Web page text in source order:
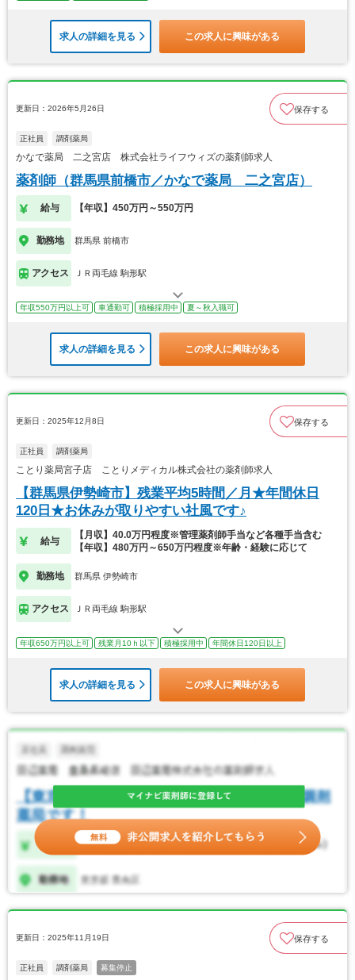
求人の詳細を見る この求人に興味がある
更新日：2026年5月26日 保存する
正社員 調剤薬局
かなで薬局 二之宮店 株式会社ライフウィズの薬剤師求人
薬剤師（群馬県前橋市／かなで薬局 二之宮店）
給与 【年収】450万円～550万円
勤務地 群馬県 前橋市
アクセス ＪＲ両毛線 駒形駅
年収550万円以上可 車通勤可 積極採用中 夏～秋入職可
求人の詳細を見る この求人に興味がある
更新日：2025年12月8日 保存する
正社員 調剤薬局
ことり薬局宮子店 ことりメディカル株式会社の薬剤師求人
【群馬県伊勢崎市】残業平均5時間／月★年間休日
120日★お休みが取りやすい社風です♪
給与
【月収】40.0万円程度※管理薬剤師手当など各種手当含む
【年収】480万円～650万円程度※年齢・経験に応じて
勤務地 群馬県 伊勢崎市
アクセス ＪＲ両毛線 駒形駅
年収650万円以上可 残業月10ｈ以下 積極採用中 年間休日120日以上
求人の詳細を見る この求人に興味がある
更新日：2025年11月19日 保存する
正社員 調剤薬局 募集停止